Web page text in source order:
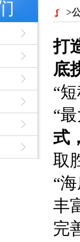
>
打
底
“
“
式
取
“
丰
完